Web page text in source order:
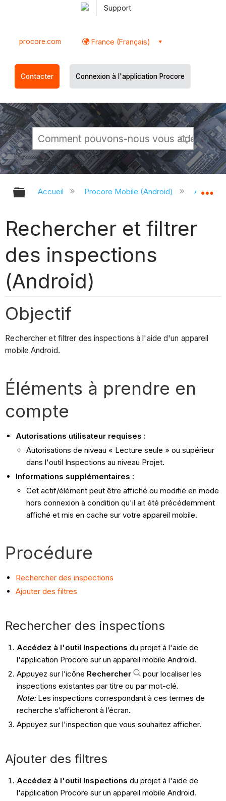
Support
procore.com France (Français)
Contacter Connexion à l'application Procore
Développer/réduire la hiérarchie
Accueil Procore Mobile (Android)
Rechercher et filtrer
des inspections
(Android)
Objectif
Rechercher et filtrer des inspections à l'aide d'un appareil
mobile Android.
Éléments à prendre en
compte
Autorisations utilisateur requises :
Autorisations de niveau « Lecture seule » ou supérieur
dans l'outil Inspections au niveau Projet.
Informations supplémentaires :
Cet actif/élément peut être affiché ou modifié en mode
hors connexion à condition qu'il ait été précédemment
affiché et mis en cache sur votre appareil mobile.
Procédure
Rechercher des inspections
Ajouter des filtres
Rechercher des inspections
Accédez à l'outil Inspections du projet à l'aide de
l'application Procore sur un appareil mobile Android.
Appuyez sur l’icône Rechercher
pour localiser les
inspections existantes par titre ou par mot-clé.
Note:Les inspections correspondant à ces termes de
recherche s’afficheront à l’écran.
Appuyez sur l'inspection que vous souhaitez afficher.
Ajouter des filtres
Accédez à l'outil Inspections du projet à l'aide de
l'application Procore sur un appareil mobile Android.